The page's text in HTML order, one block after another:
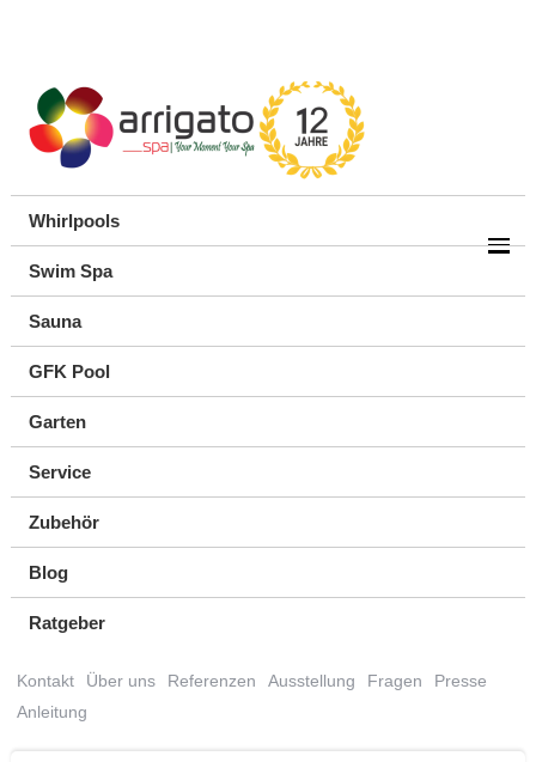
Whirlpools
Swim Spa
Sauna
GFK Pool
Garten
Service
Zubehör
Blog
Ratgeber
Kontakt Über uns Referenzen Ausstellung Fragen
Presse
Anleitung